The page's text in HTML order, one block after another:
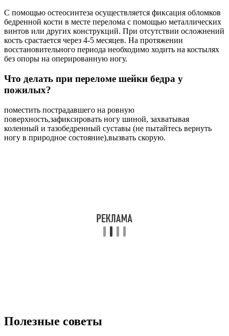
С помощью остеосинтеза осуществляется фиксация обломков
бедренной кости в месте перелома с помощью металлических
винтов или других конструкций. При отсутствии осложнений
кость срастается через 4-5 месяцев. На протяжении
восстановительного периода необходимо ходить на костылях
без опоры на оперированную ногу.
Что делать при переломе шейки бедра у
пожилых?
поместить пострадавшего на ровную
поверхность,зафиксировать ногу шиной, захватывая
коленный и тазобедренный суставы (не пытайтесь вернуть
ногу в природное состояние),вызвать скорую.
Полезные советы